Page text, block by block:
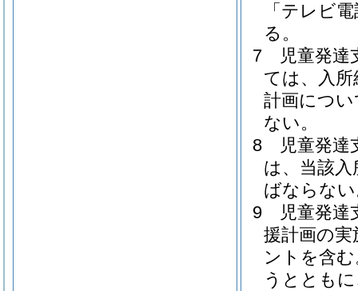
「テレビ
る。
7
児童発
ては、入
計画につ
ない。
8
児童発
は、当該
ばならな
9
児童発達
援計画の実
ントを含
うととも